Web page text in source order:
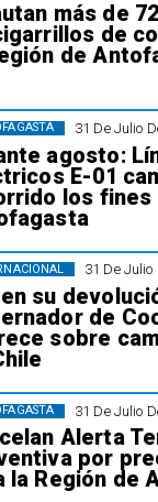
más de
de
de
31 De Julio
agosto:
E-01
los fines
31 De Julio
su
de
sobre
31 De Julio
Alerta
por
la Región de